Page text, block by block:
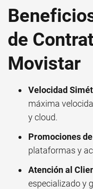
de
Movistar
Velocidad
máxima
y cloud.
Promociones
plataformas y
Atención al
especializado y